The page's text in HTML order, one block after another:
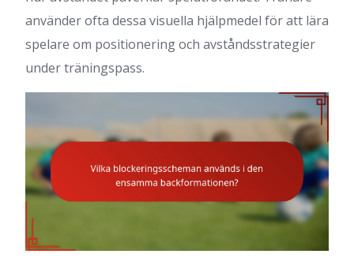
använder ofta dessa visuella hjälpmedel för att lära
spelare om positionering och avståndsstrategier
under träningspass.